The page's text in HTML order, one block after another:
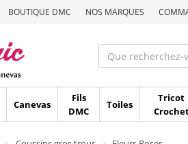
BOUTIQUE DMC NOS MARQUES
Canevas
Fils
DMC
Toiles
Tricot